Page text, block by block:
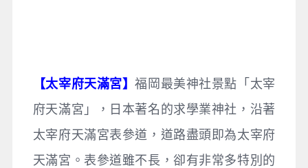
【太宰府天滿宮】福岡最美神社景點「太宰
府天滿宮」，日本著名的求學業神社，沿著
太宰府天滿宮表參道，道路盡頭即為太宰府
天滿宮。表參道雖不長，卻有非常多特別的